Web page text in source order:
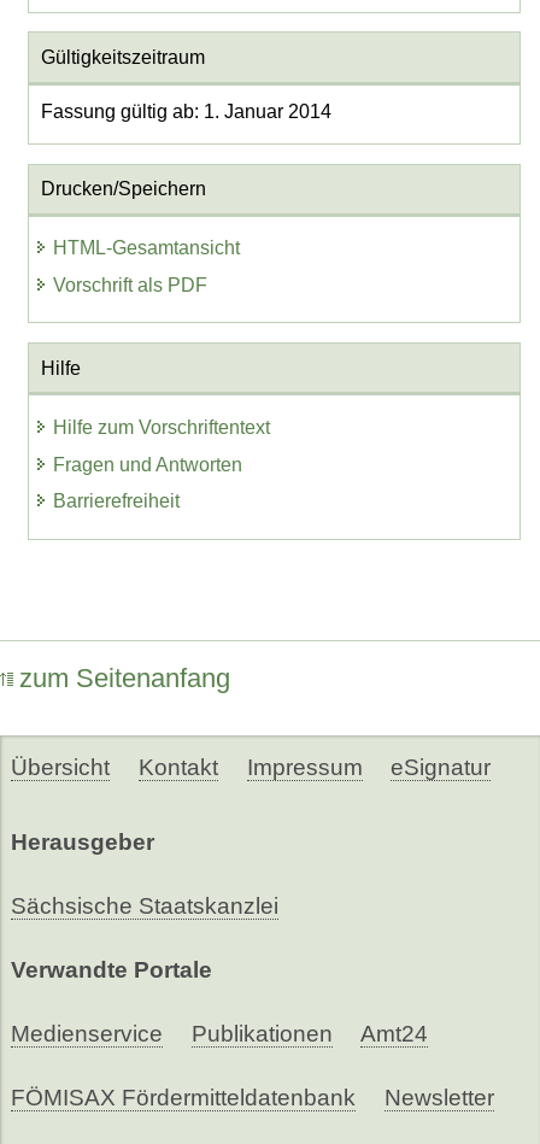
Gültigkeitszeitraum
Fassung gültig ab: 1. Januar 2014
Drucken/Speichern
HTML-Gesamtansicht
Vorschrift als PDF
Hilfe
Hilfe zum Vorschriftentext
Fragen und Antworten
Barrierefreiheit
zum Seitenanfang
Übersicht Kontakt Impressum eSignatur
Herausgeber
Sächsische Staatskanzlei
Verwandte Portale
Medienservice Publikationen Amt24
FÖMISAX Fördermitteldatenbank Newsletter